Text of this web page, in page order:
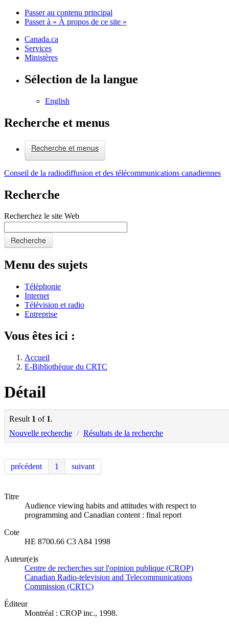
Passer au contenu principal
Passer à « À propos de ce site »
Canada.ca
Services
Ministères
Sélection de la langue
English
Recherche et menus
Recherche et menus
Conseil de la radiodiffusion et des télécommunications canadiennes
Recherche
Recherchez le site Web
Recherche
Menu des sujets
Téléphonie
Internet
Télévision et radio
Entreprise
Vous êtes ici :
Accueil
E-Bibliothèque du CRTC
Détail
Result 1 of 1.
Nouvelle recherche / Résultats de la recherche
précédent 1 suivant
Titre
Audience viewing habits and attitudes with respect to
programming and Canadian content : final report
Cote
HE 8700.66 C3 A84 1998
Auteur(e)s
Centre de recherches sur l'opinion publique (CROP)
Canadian Radio-television and Telecommunications
Commission (CRTC)
Éditeur
Montréal : CROP inc., 1998.